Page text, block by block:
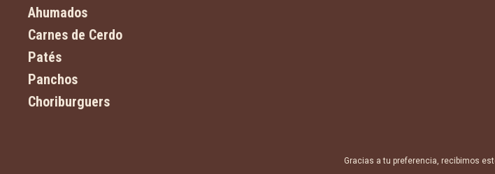
Ahumados
Carnes de Cerdo
Patés
Panchos
Choriburguers
Gracias a tu preferencia, recibimos